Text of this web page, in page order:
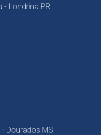
- Londrina PR
- Dourados MS